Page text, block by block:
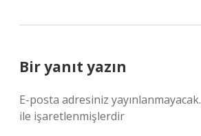
Bir yanıt yazın
E-posta adresiniz yayınlanmayacak.
ile işaretlenmişlerdir